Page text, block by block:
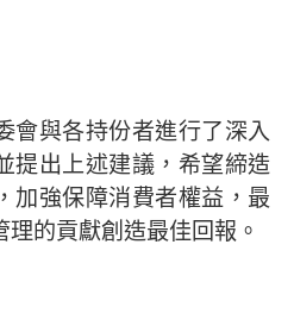
會與各持份者進行了深入
提出上述建議，希望締造
加強保障消費者權益，最
的貢獻創造最佳回報。